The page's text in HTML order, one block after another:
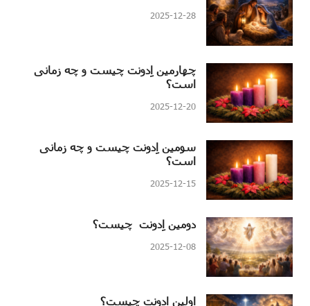
2025-12-28
چهارمین اِدونت چیست و چه زمانی
است؟
2025-12-20
سومین اِدونت چیست و چه زمانی
است؟
2025-12-15
دومین اِدونت چیست؟
2025-12-08
اولین اِدونت چیست؟